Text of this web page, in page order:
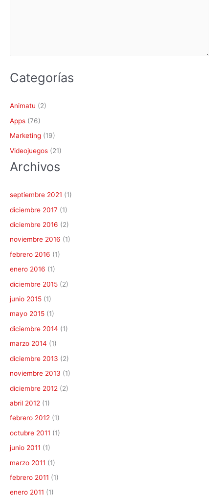
Categorías
Animatu (2)
Apps (76)
Marketing (19)
Videojuegos (21)
Archivos
septiembre 2021 (1)
diciembre 2017 (1)
diciembre 2016 (2)
noviembre 2016 (1)
febrero 2016 (1)
enero 2016 (1)
diciembre 2015 (2)
junio 2015 (1)
mayo 2015 (1)
diciembre 2014 (1)
marzo 2014 (1)
diciembre 2013 (2)
noviembre 2013 (1)
diciembre 2012 (2)
abril 2012 (1)
febrero 2012 (1)
octubre 2011 (1)
junio 2011 (1)
marzo 2011 (1)
febrero 2011 (1)
enero 2011 (1)